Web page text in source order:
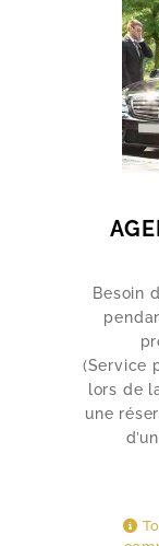
Besoin
(Service
lors de
une